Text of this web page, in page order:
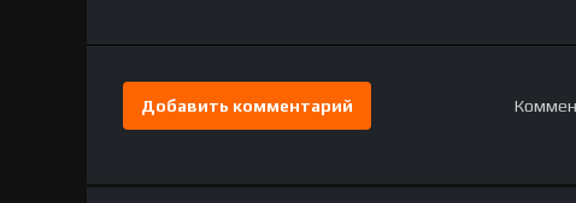
Добавить комментарий